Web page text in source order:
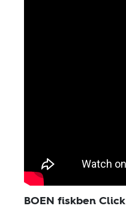
BOEN fiskben Click